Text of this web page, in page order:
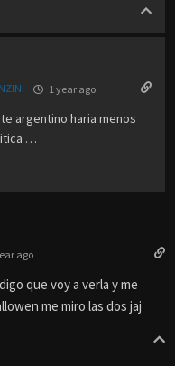
1 year ago
argentino haria menos
…
ago
que voy a verla y me
me miro las dos jaj